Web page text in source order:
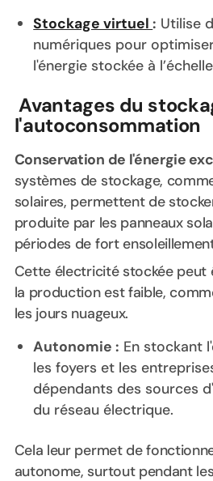
Stockage virtuel: Utilise
numériques pour
l'énergie stockée à
Avantages du
l'autoconsommation
Conservation de l'énergie
systèmes de stockage,
solaires, permettent de
produite par les panneaux
périodes de fort
Cette électricité stockée peut
la production est faible,
les jours nuageux.
Autonomie : En stockant
les foyers et les
dépendants des sources
du réseau électrique.
Cela leur permet de
autonome, surtout pendant